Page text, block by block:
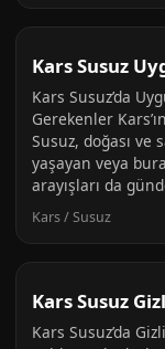
Kars Susuz
Kars Susuz’da
Gerekenler
Susuz, doğası ve
yaşayan veya
arayışları da
Kars / Susuz
Kars Susuz
Kars Susuz’da